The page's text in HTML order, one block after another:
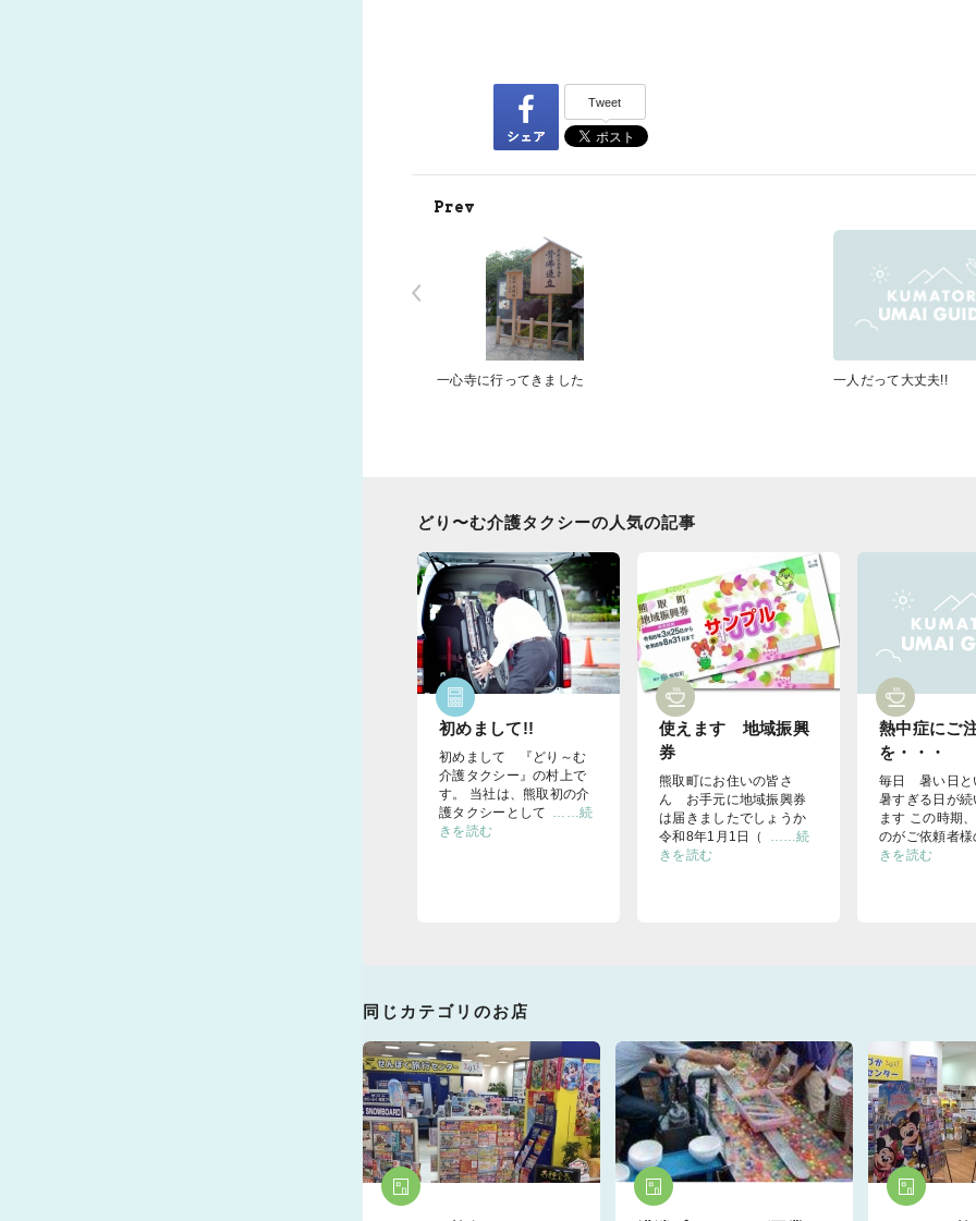
Tweet
一人だって大丈夫!!
一心寺に行ってきました
Prev
どり〜む介護タクシーの人気の記事
初めまして!!
初めまして 『どり～む
介護タクシー』の村上で
す。 当社は、熊取初の介
護タクシーとして ……続
きを読む
使えます 地域振興
券
熊取町にお住いの皆さ
ん お手元に地域振興券
は届きましたでしょうか
令和8年1月1日（
……続
きを読む
熱中症にご
を・・・
毎日 暑い日
暑すぎる日が
ます この時期
のがご依頼者様
きを読む
同じカテゴリのお店